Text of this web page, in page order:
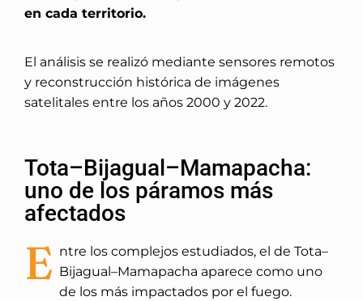
en cada territorio.
El análisis se realizó mediante sensores remotos
y reconstrucción histórica de imágenes
satelitales entre los años 2000 y 2022.
Tota–Bijagual–Mamapacha:
uno de los páramos más
afectados
E ntre los complejos estudiados, el de Tota–
Bijagual–Mamapacha aparece como uno
de los más impactados por el fuego.